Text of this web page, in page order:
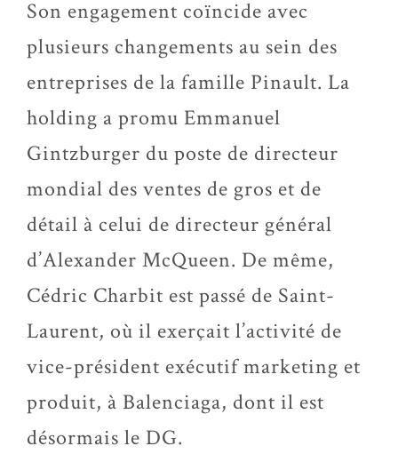
Son engagement coïncide avec
plusieurs changements au sein des
entreprises de la famille Pinault. La
holding a promu Emmanuel
Gintzburger du poste de directeur
mondial des ventes de gros et de
détail à celui de directeur général
d’Alexander McQueen. De même,
Cédric Charbit est passé de Saint-
Laurent, où il exerçait l’activité de
vice-président exécutif marketing et
produit, à Balenciaga, dont il est
désormais le DG.